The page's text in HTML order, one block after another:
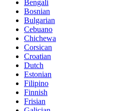
Bengali
Bosnian
Bulgarian
Cebuano
Chichewa
Corsican
Croatian
Dutch
Estonian
Filipino
Finnish
Frisian